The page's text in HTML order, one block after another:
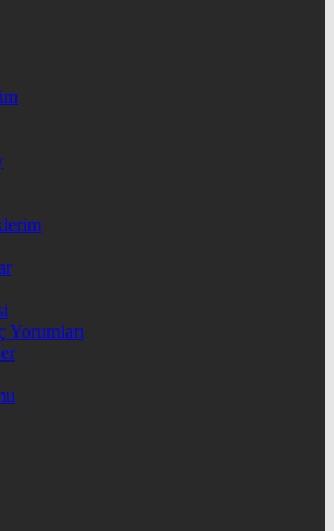
Yorumları